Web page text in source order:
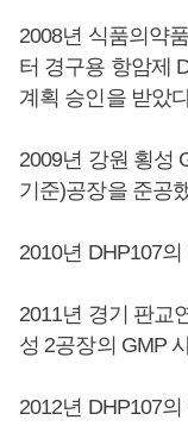
2008년 식품의약
터 경구용 항암제
계획 승인을 받았
2009년 강원 횡성
기준)공장을 준공
2010년 DHP107
2011년 경기 판교
성 2공장의 GMP
2012년 DHP107